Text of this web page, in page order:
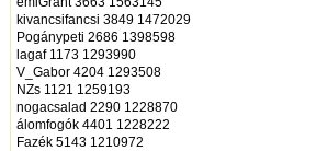
kivancsifancsi 3849 1472029
Pogánypeti 2686 1398598
lagaf 1173 1293990
V_Gabor 4204 1293508
NZs 1121 1259193
nogacsalad 2290 1228870
álomfogók 4401 1228222
Fazék 5143 1210972